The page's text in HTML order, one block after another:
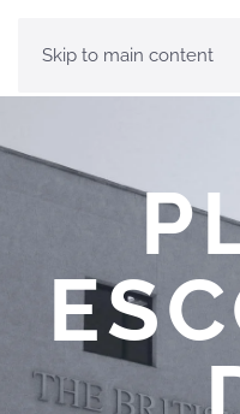
Skip to main content